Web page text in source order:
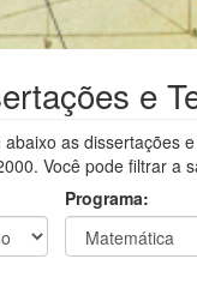
e
abaixo as dissertações
Você pode filtrar a
Programa: